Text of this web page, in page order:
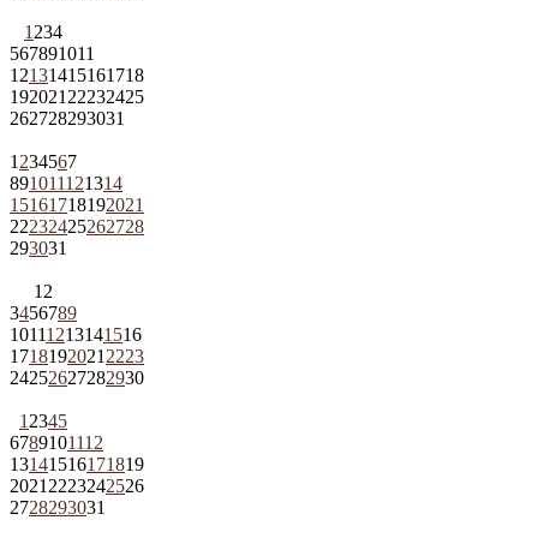
1 234
567891011
12131415161718
192021 22232425
262728293031
1 234567
891011121314
15161718192021
22232425262728
293031
1 2
3456789
10111213141516
1718192021 2223
24252627282930
1 2345
6789101112
13141516171819
2021 2223242526
2728293031